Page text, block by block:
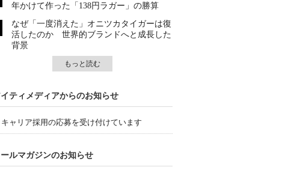
年かけて作った「138円ラガー」の勝算
なぜ「一度消えた」オニツカタイガーは復
活したのか 世界的ブランドへと成長した
背景
もっと読む
ティメディアからのお知らせ
キャリア採用の応募を受け付けています
ルマガジンのお知らせ